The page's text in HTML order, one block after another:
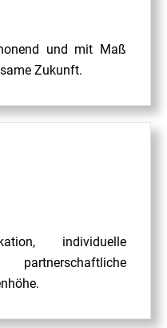
und mit Maß
Zukunft.
individuelle